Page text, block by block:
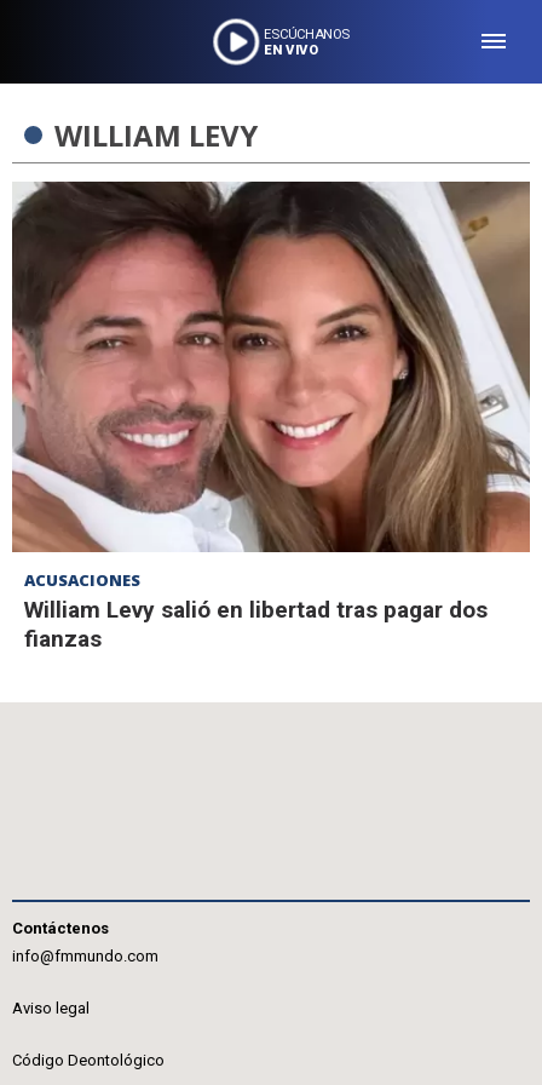
ESCÚCHANOS
EN VIVO
WILLIAM LEVY
ACUSACIONES
William Levy salió en libertad tras pagar dos
fianzas
Contáctenos
info@fmmundo.com
Aviso legal
Código Deontológico